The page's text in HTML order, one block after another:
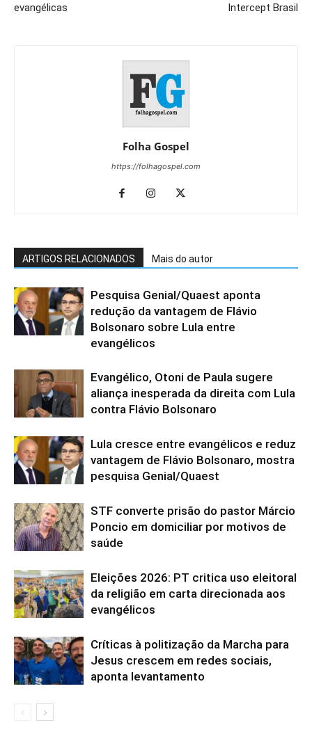
evangélicas
Intercept Brasil
Folha Gospel
https://folhagospel.com
ARTIGOS RELACIONADOS Mais do autor
Pesquisa Genial/Quaest aponta
redução da vantagem de Flávio
Bolsonaro sobre Lula entre
evangélicos
Evangélico, Otoni de Paula sugere
aliança inesperada da direita com Lula
contra Flávio Bolsonaro
Lula cresce entre evangélicos e reduz
vantagem de Flávio Bolsonaro, mostra
pesquisa Genial/Quaest
STF converte prisão do pastor Márcio
Poncio em domiciliar por motivos de
saúde
Eleições 2026: PT critica uso eleitoral
da religião em carta direcionada aos
evangélicos
Críticas à politização da Marcha para
Jesus crescem em redes sociais,
aponta levantamento